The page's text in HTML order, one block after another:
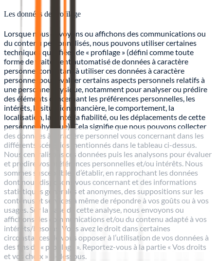
Les données de profilage
Lorsque nous envoyons ou affichons des communications ou
du contenu personnalisés, nous pouvons utiliser certaines
techniques qualifiées de « profilage » (défini comme toute
forme de traitement automatisé de données à caractère
personnel consistant à utiliser ces données à caractère
personnel pour évaluer certains aspects personnels relatifs à
une personne physique, notamment pour analyser ou prédire
des éléments concernant les préférences personnelles, les
intérêts, la situation financière, le comportement, la
localisation, la santé, la fiabilité, ou les déplacements de cette
personne physique). Cela signifie que nous pouvons collecter
des données à caractère personnel vous concernant dans les
différents scénarios mentionnés dans le tableau ci-dessus.
Nous centralisons ces données puis les analysons pour évaluer
et prédire vos préférences personnelles et/ou intérêts. Nous
sommes susceptibles d’établir, en rapprochant les données
dont nous disposons vous concernant et des informations
statistiques générales et anonymes, des suppositions sur les
contenus et services à même de répondre à vos goûts ou à vos
usages. Sur la base de cette analyse, nous envoyons ou
affichons des communications et/ou du contenu adapté à vos
intérêts/besoins. Vous avez le droit dans certaines
circonstances de vous opposer à l’utilisation de vos données à
des fins de « profilage ». Reportez-vous à la partie « Vos droits
et vos choix » ci-dessous.